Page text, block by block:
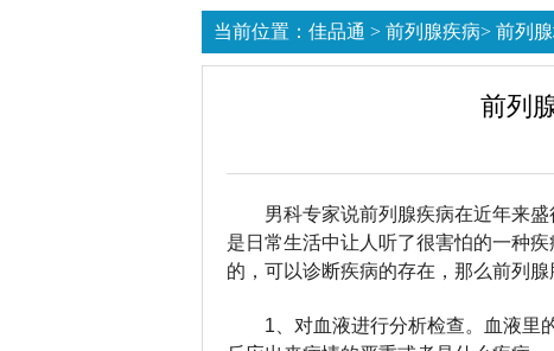
当前位置： 佳品通 > 前列腺疾病> 前列
前列
男科专家说前列腺疾病在近年来
是日常生活中让人听了很害怕的一种
的，可以诊断疾病的存在，那么前列
1、对血液进行分析检查。血液里